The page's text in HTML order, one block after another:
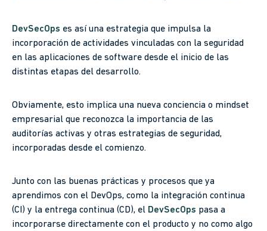
DevSecOps es así una estrategia que impulsa la
incorporación de actividades vinculadas con la seguridad
en las aplicaciones de software desde el inicio de las
distintas etapas del desarrollo.
Obviamente, esto implica una nueva conciencia o mindset
empresarial que reconozca la importancia de las
auditorías activas y otras estrategias de seguridad,
incorporadas desde el comienzo.
Junto con las buenas prácticas y procesos que ya
aprendimos con el DevOps, como la integración continua
(CI) y la entrega continua (CD), el DevSecOps pasa a
incorporarse directamente con el producto y no como algo